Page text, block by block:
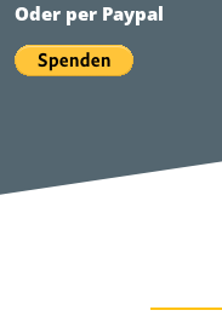
Oder per Paypal